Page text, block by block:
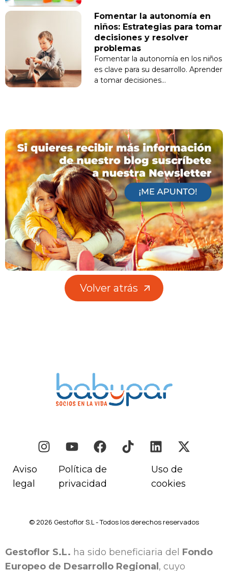
Fomentar la autonomía en
niños: Estrategias para tomar
decisiones y resolver
problemas
Fomentar la autonomía en los niños
es clave para su desarrollo. Aprender
a tomar decisiones…
Volver atrás
Aviso
legal
Política de
privacidad
Uso de
cookies
© 2026 Gestoflor S.L - Todos los derechos reservados
Gestoflor S.L. ha sido beneficiaria del Fondo
Europeo de Desarrollo Regional , cuyo